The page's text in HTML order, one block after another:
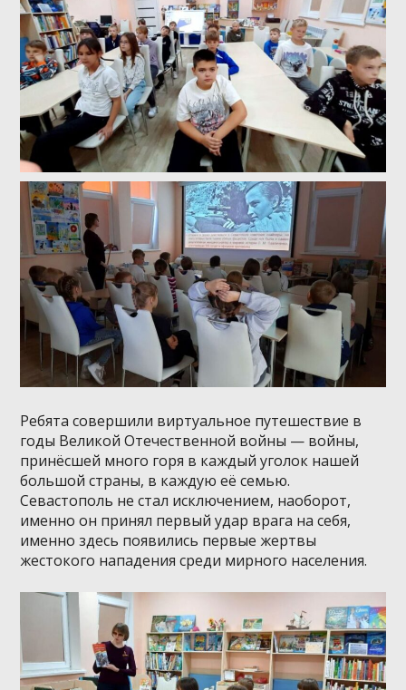
Ребята совершили виртуальное путешествие в
годы Великой Отечественной войны — войны,
принёсшей много горя в каждый уголок нашей
большой страны, в каждую её семью.
Севастополь не стал исключением, наоборот,
именно он принял первый удар врага на себя,
именно здесь появились первые жертвы
жестокого нападения среди мирного населения.